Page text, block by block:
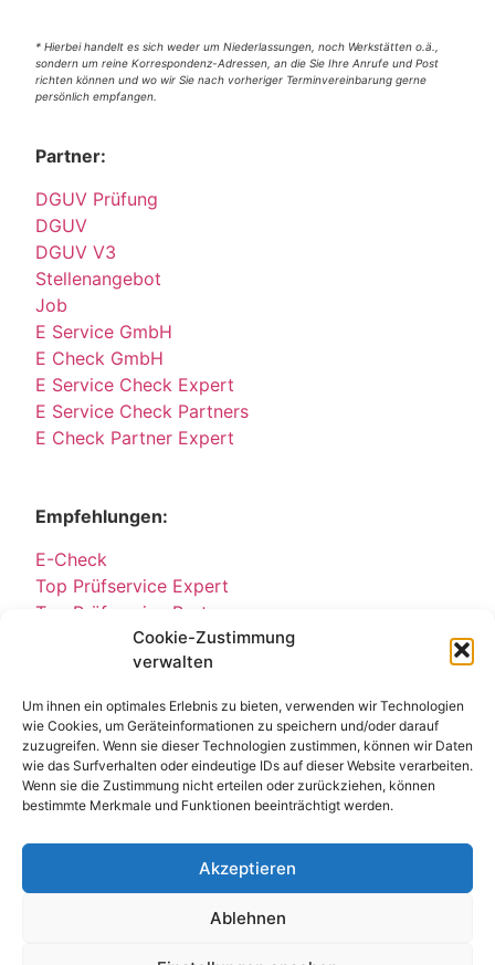
Cookie-Zustimmung
verwalten
Um ihnen ein optimales Erlebnis zu bieten, verwenden wir Technologien
wie Cookies, um Geräteinformationen zu speichern und/oder darauf
zuzugreifen. Wenn sie dieser Technologien zustimmen, können wir Daten
wie das Surfverhalten oder eindeutige IDs auf dieser Website verarbeiten.
Wenn sie die Zustimmung nicht erteilen oder zurückziehen, können
bestimmte Merkmale und Funktionen beeinträchtigt werden.
Akzeptieren
Ablehnen
* Hierbei handelt es sich weder um Niederlassungen, noch Werkstätten o.ä.,
sondern um reine Korrespondenz-Adressen, an die Sie Ihre Anrufe und Post
richten können und wo wir Sie nach vorheriger Terminvereinbarung gerne
persönlich empfangen.
Partner:
DGUV Prüfung
DGUV
DGUV V3
Stellenangebot
Job
E Service GmbH
E Check GmbH
E Service Check Expert
E Service Check Partners
E Check Partner Expert
Empfehlungen:
E-Check
Top Prüfservice Expert
Top Prüfservice Partners
Top Prüfservice GmbH
Sicherheitsprüfungen Partners
Prüfung E-Check Expert
Prüfung elektrischer Anlagen